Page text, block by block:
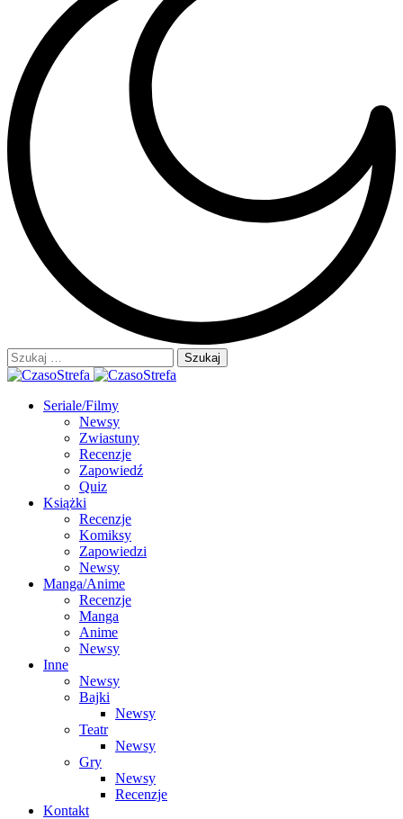
Szukaj:
Seriale/Filmy
Newsy
Zwiastuny
Recenzje
Zapowiedź
Quiz
Książki
Recenzje
Komiksy
Zapowiedzi
Newsy
Manga/Anime
Recenzje
Manga
Anime
Newsy
Inne
Newsy
Bajki
Newsy
Teatr
Newsy
Gry
Newsy
Recenzje
Kontakt